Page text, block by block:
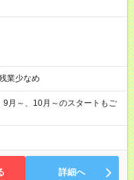
業少なめ
月～、10月～のスタートもご
詳細へ